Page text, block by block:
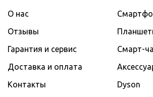
О нас
Отзывы
Гарантия и сервис
Доставка и оплата
Контакты
Смарт-
Dyson